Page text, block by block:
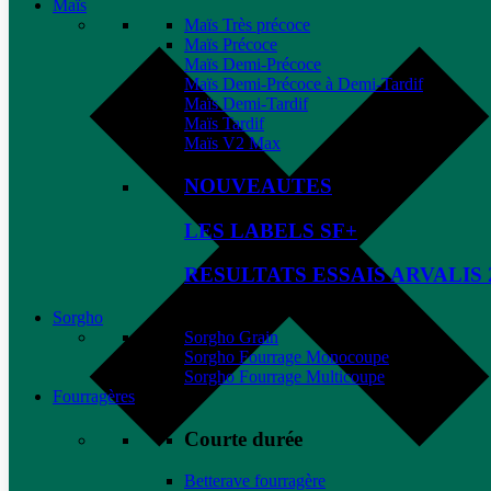
Maïs
Maïs Très précoce
Maïs Précoce
Maïs Demi-Précoce
Maïs Demi-Précoce à Demi-Tardif
Maïs Demi-Tardif
Maïs Tardif
Maïs V2 Max
NOUVEAUTES
LES LABELS SF+
RESULTATS ESSAIS ARVALIS
Sorgho
Sorgho Grain
Sorgho Fourrage Monocoupe
Sorgho Fourrage Multicoupe
Fourragères
Courte durée
Betterave fourragère